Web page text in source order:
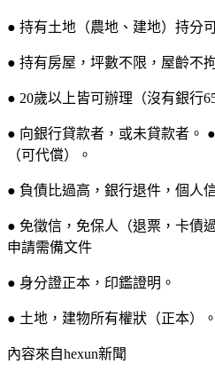
● 持有土地（農地、建地）持分
● 持有房屋，坪數不限，屋齡不
● 20歲以上皆可辦理（沒有銀行
● 向銀行貸款者，或未貸款者。
（可代償）。
● 負債比過高，銀行退件，個人
● 免徵信，免保人（退票，卡債
申請需備文件
● 身分證正本，印鑑證明。
● 土地，建物所有權狀（正本）。
內容來自hexun新聞